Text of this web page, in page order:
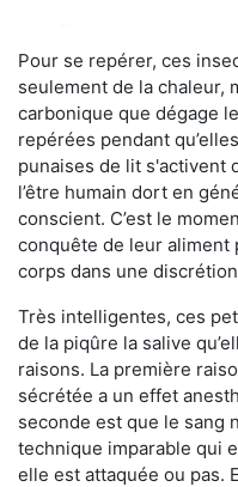
Pour se repérer, ces
seulement de la chaleur,
carbonique que dégage
repérées pendant
punaises de lit s'activent
l’être humain dort en
conscient. C’est le
conquête de leur aliment
corps dans une
Très intelligentes, ces
de la piqûre la salive
raisons. La première
sécrétée a un effet
seconde est que le sang
technique imparable qui
elle est attaquée ou pas.